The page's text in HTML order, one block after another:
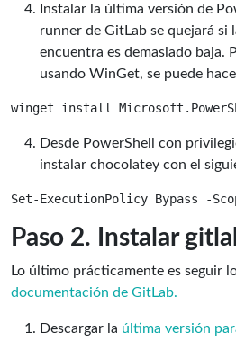
Instalar la última versión de
runner de GitLab se quejará si
encuentra es demasiado baja.
usando WinGet, se puede
Desde PowerShell con
instalar chocolatey con el
Paso 2. Instalar
Lo último prácticamente es seguir
documentación de GitLab.
Descargar la última versión